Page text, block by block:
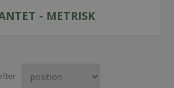
- METRISK